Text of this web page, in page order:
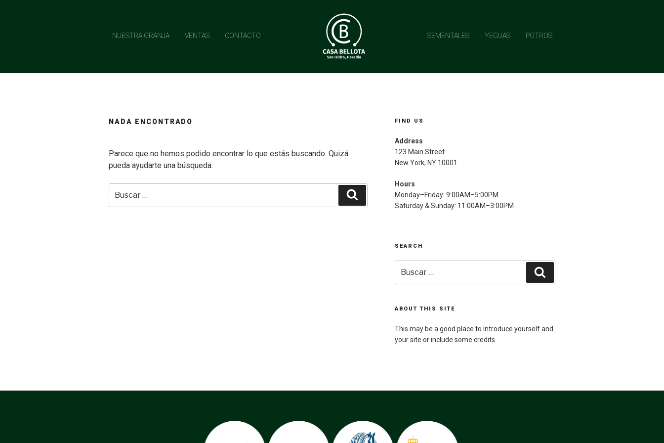
NUESTRA GRANJA VENTAS CONTACTO SEMENTALES YEGUAS POTROS
NADA ENCONTRADO
Parece que no hemos podido encontrar lo que estás buscando. Quizá
pueda ayudarte una búsqueda.
por:
FIND US
Address
123 Main Street
New York, NY 10001
Hours
Monday–Friday: 9:00AM–5:00PM
Saturday & Sunday: 11:00AM–3:00PM
SEARCH
por:
ABOUT THIS SITE
This may be a good place to introduce yourself and
your site or include some credits.